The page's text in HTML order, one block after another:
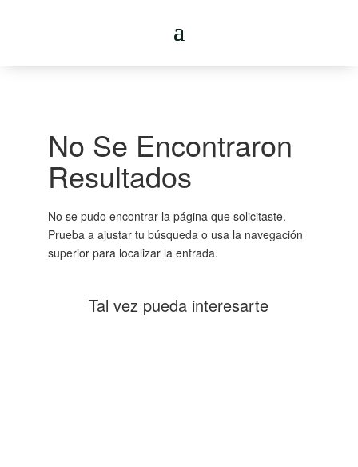
No Se Encontraron
Resultados
No se pudo encontrar la página que solicitaste.
Prueba a ajustar tu búsqueda o usa la navegación
superior para localizar la entrada.
Tal vez pueda interesarte